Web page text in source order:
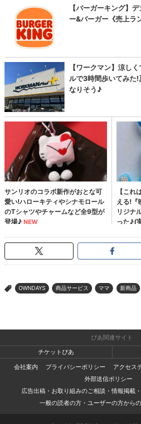
> OWNDAYS 商品サービス ママ 新商品
ぴあ関連サイト
チケットぴあ
会社案内
プライバシーポリシー
アクセス
外部送信ポリシー
広告出稿・お取り組みのご相談・情報掲載
一般の読者の方・ユーザーの方から